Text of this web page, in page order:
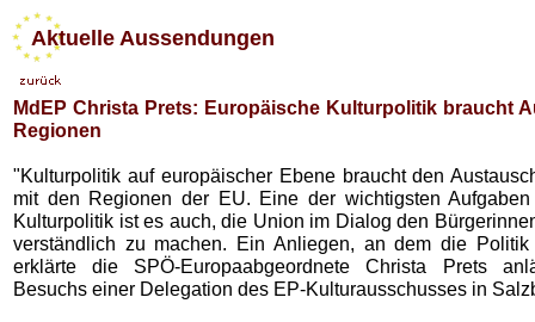
Aktuelle Aussendungen
MdEP Christa Prets: Europäische Kulturpolitik braucht
Regionen
"Kulturpolitik auf europäischer Ebene braucht den
mit den Regionen der EU. Eine der wichtigsten Aufgaben
Kulturpolitik ist es auch, die Union im Dialog den
verständlich zu machen. Ein Anliegen, an dem die Politik
erklärte die SPÖ-Europaabgeordnete Christa Prets
Besuchs einer Delegation des EP-Kulturausschusses in